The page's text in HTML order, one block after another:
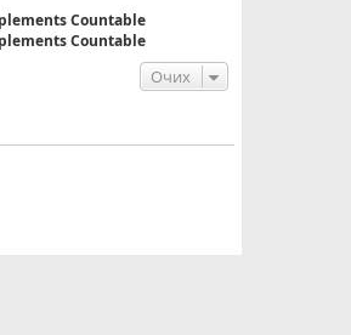
г
ү
и
ч
э
и
й
Countable
Countable
Очих